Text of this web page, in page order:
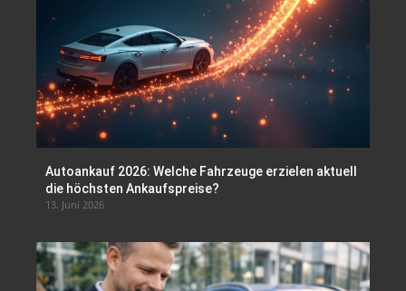
Autoankauf 2026: Welche Fahrzeuge erzielen aktuell
die höchsten Ankaufspreise?
13. Juni 2026